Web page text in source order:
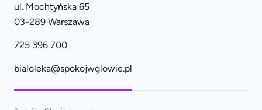
ul. Mochtyńska 65
03-289 Warszawa
725 396 700
bialoleka@spokojwglowie.pl